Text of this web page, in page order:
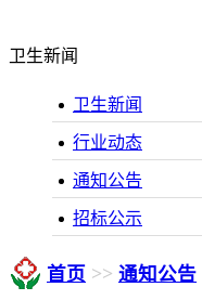
卫生新闻
卫生新闻
行业动态
通知公告
招标公示
首页 >> 通知公告